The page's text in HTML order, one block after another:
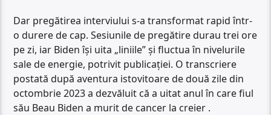
Dar pregătirea interviului s-a transformat rapid într-
o durere de cap. Sesiunile de pregătire durau trei ore
pe zi, iar Biden își uita „liniile” și fluctua în nivelurile
sale de energie, potrivit publicației. O transcriere
postată după aventura istovitoare de două zile din
octombrie 2023 a dezvăluit că a uitat anul în care fiul
său Beau Biden a murit de cancer la creier .